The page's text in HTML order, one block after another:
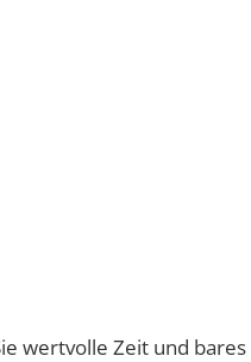
wertvolle Zeit und bares